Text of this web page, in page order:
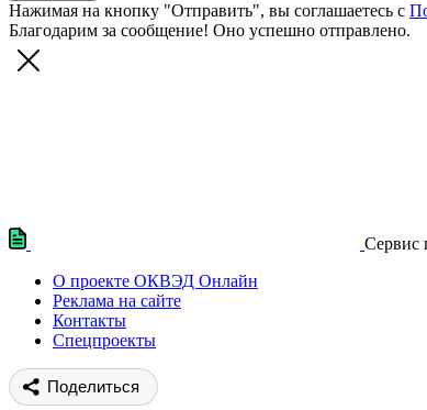
Нажимая на кнопку "Отправить", вы соглашаетесь с
Благодарим за сообщение! Оно успешно отправлено.
Сервис
О проекте ОКВЭД Онлайн
Реклама на сайте
Контакты
Спецпроекты
Поделиться